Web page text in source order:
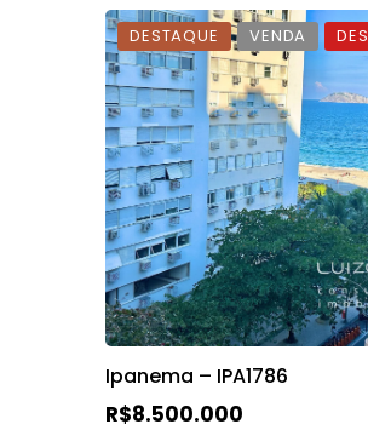
DESTAQUE VENDA
Ipanema – IPA1786
R$8.500.000